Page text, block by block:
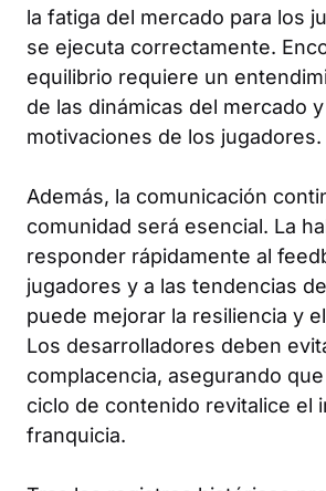
la fatiga del mercado para los
se ejecuta correctamente.
equilibrio requiere un
de las dinámicas del mercado
motivaciones de los jugadores.
Además, la comunicación
comunidad será esencial. La
responder rápidamente al
jugadores y a las tendencias
puede mejorar la resiliencia y
Los desarrolladores deben
complacencia, asegurando
ciclo de contenido revitalice el
franquicia.